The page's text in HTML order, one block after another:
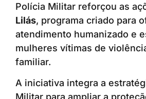
Polícia Militar reforçou as
Lilás, programa criado para
atendimento humanizado e
mulheres vítimas de
familiar.
A iniciativa integra a
Militar para ampliar a